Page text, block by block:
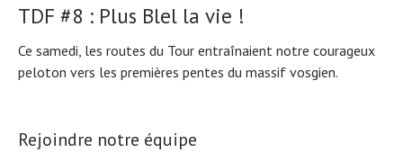
TDF #8 : Plus Blel la vie !
Ce samedi, les routes du Tour entraînaient notre courageux
peloton vers les premières pentes du massif vosgien.
Rejoindre notre équipe